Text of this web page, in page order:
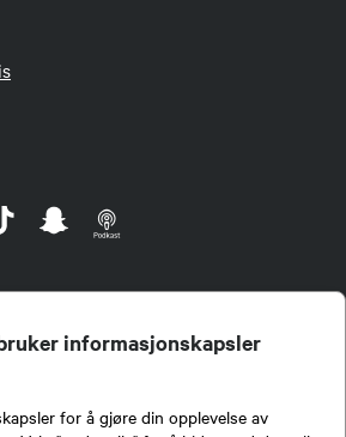
informasjonskapsler
for å gjøre din opplevelse av
viktigste miljøene for formidling av kunnskap om jakt og